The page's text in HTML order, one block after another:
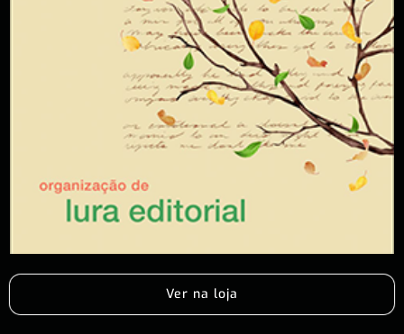
Ver na loja